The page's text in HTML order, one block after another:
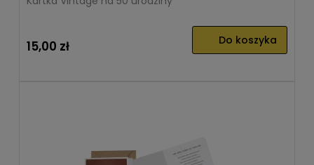
15,00 zł Do koszyka